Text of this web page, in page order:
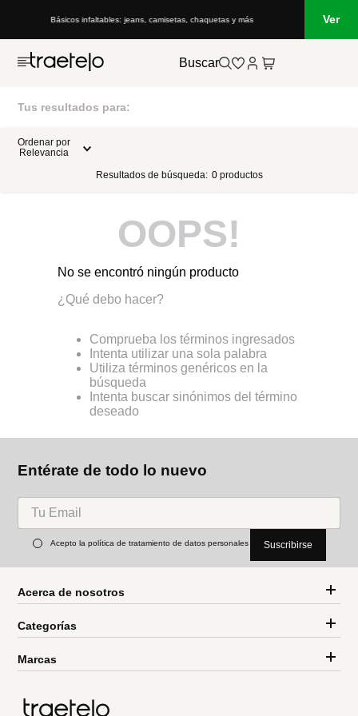
Básicos infaltables: jeans, camisetas, chaquetas y más Ver
Buscar
Tus resultados para:
Ordenar por
Relevancia
Resultados de búsqueda: 0 productos
OOPS!
No se encontró ningún producto
¿Qué debo hacer?
Comprueba los términos ingresados
Intenta utilizar una sola palabra
Utiliza términos genéricos en la
búsqueda
Intenta buscar sinónimos del término
deseado
Entérate de todo lo nuevo
Acepto la política de tratamiento de datos personales Suscribirse
Acerca de nosotros
Categorías
Marcas